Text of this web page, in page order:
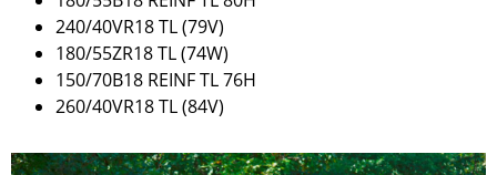
240/40VR18 TL (79V)
180/55ZR18 TL (74W)
150/70B18 REINF TL 76H
260/40VR18 TL (84V)